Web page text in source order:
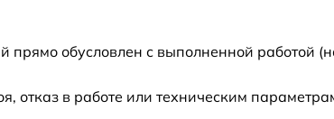
от 60 мин
обусловлен с выполненной работой
в работе или техническим